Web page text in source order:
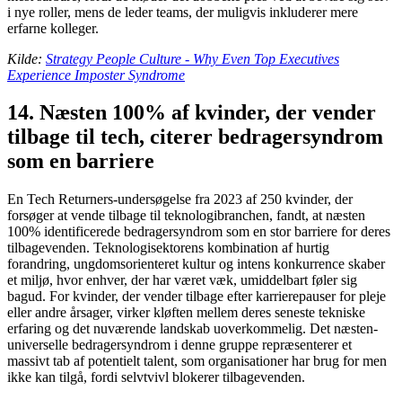
i nye roller, mens de leder teams, der muligvis inkluderer mere
erfarne kolleger.
Kilde: Strategy People Culture - Why Even Top Executives
Experience Imposter Syndrome
14. Næsten 100% af kvinder, der vender
tilbage til tech, citerer bedragersyndrom
som en barriere
En Tech Returners-undersøgelse fra 2023 af 250 kvinder, der
forsøger at vende tilbage til teknologibranchen, fandt, at næsten
100% identificerede bedragersyndrom som en stor barriere for deres
tilbagevenden. Teknologisektorens kombination af hurtig
forandring, ungdomsorienteret kultur og intens konkurrence skaber
et miljø, hvor enhver, der har været væk, umiddelbart føler sig
bagud. For kvinder, der vender tilbage efter karrierepauser for pleje
eller andre årsager, virker kløften mellem deres seneste tekniske
erfaring og det nuværende landskab uoverkommelig. Det næsten-
universelle bedragersyndrom i denne gruppe repræsenterer et
massivt tab af potentielt talent, som organisationer har brug for men
ikke kan tilgå, fordi selvtvivl blokerer tilbagevenden.